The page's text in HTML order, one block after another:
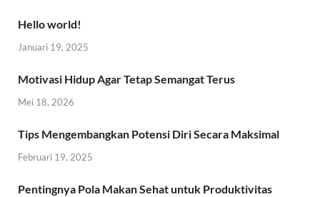
Hello world!
Januari 19, 2025
Motivasi Hidup Agar Tetap Semangat Terus
Mei 18, 2026
Tips Mengembangkan Potensi Diri Secara Maksimal
Februari 19, 2025
Pentingnya Pola Makan Sehat untuk Produktivitas